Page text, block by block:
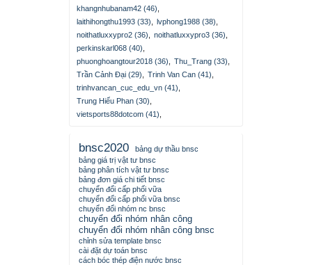
khangnhubanam42 (46)
laithihongthu1993 (33)
lvphong1988 (38)
noithatluxxypro2 (36)
noithatluxxypro3 (36)
perkinskarl068 (40)
phuonghoangtour2018 (36)
Thu_Trang (33)
Trần Cảnh Đại (29)
Trinh Van Can (41)
trinhvancan_cuc_edu_vn (41)
Trung Hiếu Phan (30)
vietsports88dotcom (41)
bnsc2020
bảng dự thầu bnsc
bảng giá trị vật tư bnsc
bảng phân tích vật tư bnsc
bảng đơn giá chi tiết bnsc
chuyển đổi cấp phối vữa
chuyển đổi cấp phối vữa bnsc
chuyển đổi nhóm nc bnsc
chuyển đổi nhóm nhân công
chuyển đổi nhóm nhân công bnsc
chỉnh sửa template bnsc
cài đặt dự toán bnsc
cách bóc thép điện nước bnsc